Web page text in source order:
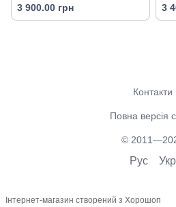
3 900.00 грн 3
Контакти
Повна версія
©
Рус Укр
Інтернет-магазин створений з Хорошоп